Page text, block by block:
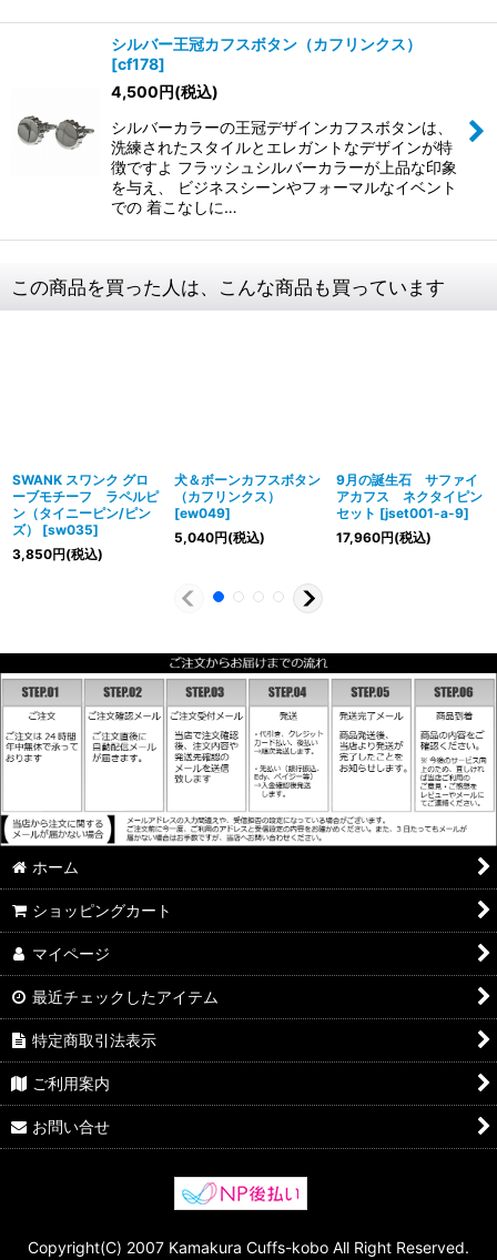
シルバー王冠カフスボタン（カフリンクス）
[cf178]
4,500円(税込)
シルバーカラーの王冠デザインカフスボタンは、
洗練されたスタイルとエレガントなデザインが特
徴ですよ フラッシュシルバーカラーが上品な印象
を与え、 ビジネスシーンやフォーマルなイベント
での 着こなしに…
この商品を買った人は、こんな商品も買っています
SWANK スワンク グロ
ーブモチーフ ラペルピ
ン（タイニーピン/ピン
ズ）
[sw035]
3,850円(税込)
犬＆ボーンカフスボタン
（カフリンクス）
[ew049]
5,040円(税込)
9月の誕生石 サファイ
アカフス ネクタイピン
セット [jset001-a-9]
17,960円(税込)
ホーム
ショッピングカート
マイページ
最近チェックしたアイテム
特定商取引法表示
ご利用案内
お問い合せ
Copyright(C) 2007 Kamakura Cuffs-kobo All Right Reserved.